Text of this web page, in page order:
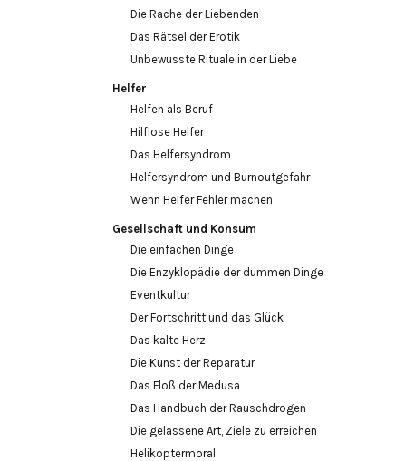
Die Rache der Liebenden
Das Rätsel der Erotik
Unbewusste Rituale in der Liebe
Helfer
Helfen als Beruf
Hilflose Helfer
Das Helfersyndrom
Helfersyndrom und Burnoutgefahr
Wenn Helfer Fehler machen
Gesellschaft und Konsum
Die einfachen Dinge
Die Enzyklopädie der dummen Dinge
Eventkultur
Der Fortschritt und das Glück
Das kalte Herz
Die Kunst der Reparatur
Das Floß der Medusa
Das Handbuch der Rauschdrogen
Die gelassene Art, Ziele zu erreichen
Helikoptermoral